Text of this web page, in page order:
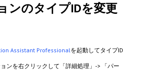
ンのタイプIDを変更
Assistant Professionalを起動してタイプID
ンを右クリックして「詳細処理」-> 「パー